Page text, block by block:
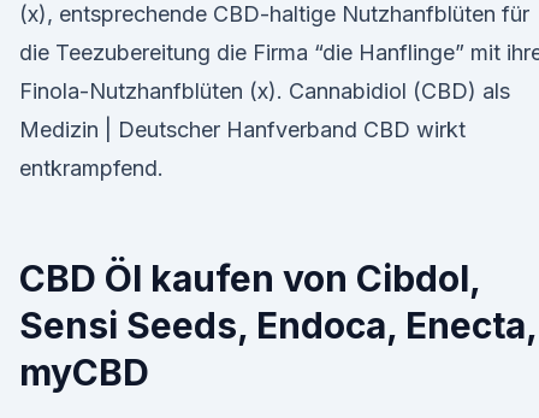
(x), entsprechende CBD-haltige Nutzhanfblüten für
die Teezubereitung die Firma “die Hanflinge” mit
Finola-Nutzhanfblüten (x). Cannabidiol (CBD) als
Medizin | Deutscher Hanfverband CBD wirkt
entkrampfend.
CBD Öl kaufen von Cibdol,
Sensi Seeds, Endoca, Enecta,
myCBD